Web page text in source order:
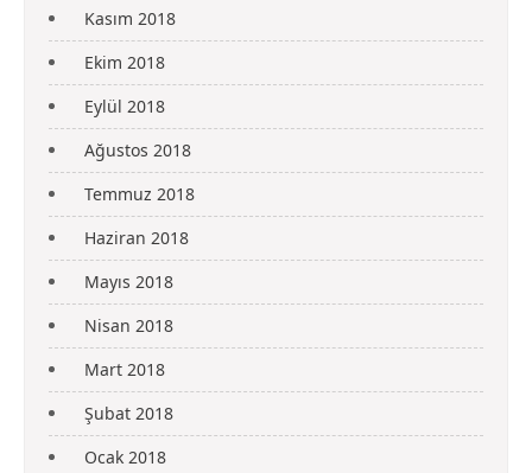
Kasım 2018
Ekim 2018
Eylül 2018
Ağustos 2018
Temmuz 2018
Haziran 2018
Mayıs 2018
Nisan 2018
Mart 2018
Şubat 2018
Ocak 2018